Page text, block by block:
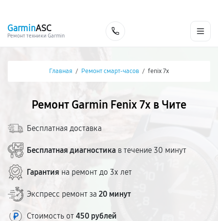
GarminASC
Ремонт техники Garmin
Главная / Ремонт смарт-часов / fenix 7x
Ремонт Garmin Fenix 7x в Чите
Бесплатная доставка
Бесплатная диагностика в течение 30 минут
Гарантия на ремонт до 3х лет
Экспресс ремонт за 20 минут
Стоимость от 450 рублей